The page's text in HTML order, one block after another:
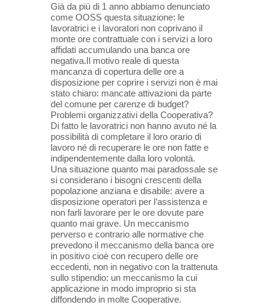
Già da più di 1 anno abbiamo denunciato
come OOSS questa situazione: le
lavoratrici e i lavoratori non coprivano il
monte ore contrattuale con i servizi a loro
affidati accumulando una banca ore
negativa.Il motivo reale di questa
mancanza di copertura delle ore a
disposizione per coprire i servizi non è mai
stato chiaro: mancate attivazioni da parte
del comune per carenze di budget?
Problemi organizzativi della Cooperativa?
Di fatto le lavoratrici non hanno avuto né la
possibilità di completare il loro orario di
lavoro né di recuperare le ore non fatte e
indipendentemente dalla loro volontà.
Una situazione quanto mai paradossale se
si considerano i bisogni crescenti della
popolazione anziana e disabile: avere a
disposizione operatori per l’assistenza e
non farli lavorare per le ore dovute pare
quanto mai grave. Un meccanismo
perverso e contrario alle normative che
prevedono il meccanismo della banca ore
in positivo cioè con recupero delle ore
eccedenti, non in negativo con la trattenuta
sullo stipendio: un meccanismo la cui
applicazione in modo improprio si sta
diffondendo in molte Cooperative.